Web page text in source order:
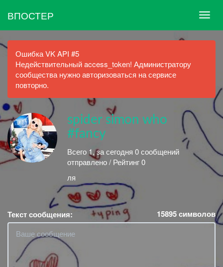
ВПОСТЕР
Ошибка VK API #5
Недействительный access_token! Администратору
сообщества нужно авторизоваться на сервисе
повторно.
spider simon who
#fancy
Всего 1, за сегодня 0 сообщений
отправлено / Рейтинг 0
ля
Текст сообщения: 15895символов